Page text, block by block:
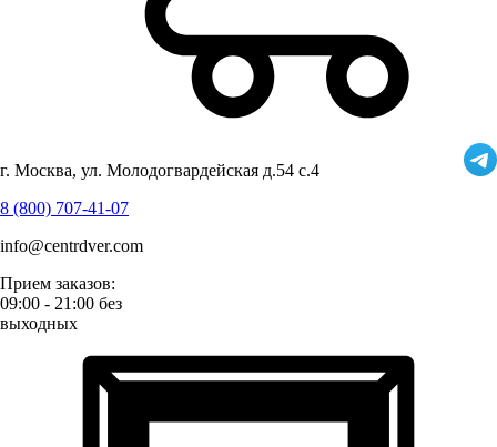
г. Москва, ул. Молодогвардейская д.54 с.4
8 (800) 707-41-07
info@centrdver.com
Прием заказов:
09:00 - 21:00 без
выходных